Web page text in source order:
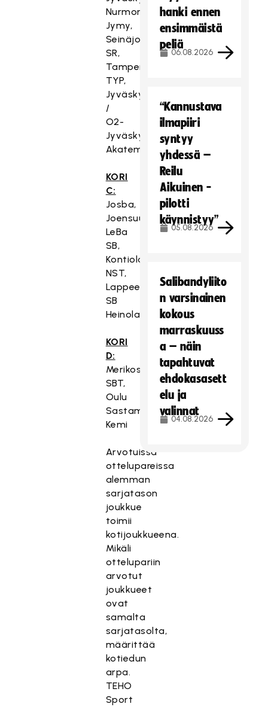
Nurmon
Jymy,
Seinäjoki
SR,
Tampere
TYP,
Jyväskylä
/
O2-
Jyväskylä
Akatemia
KORI
C:
Josba,
Joensuu
LeBa
SB,
Kontiolahti
NST,
Lappeenranta
SB
Heinola
KORI
D:
Merikoski
SBT,
Oulu
Sastamolo,
Kemi
Arvotuissa
ottelupareissa
alemman
sarjatason
joukkue
toimii
kotijoukkueena.
Mikäli
ottelupariin
arvotut
joukkueet
ovat
samalta
sarjatasolta,
määrittää
kotiedun
arpa.
TEHO
Sport
hanki ennen
ensimmäistä
peliä
06.08.2026
“Kannustava
ilmapiiri
syntyy
yhdessä –
Reilu
Aikuinen -
pilotti
käynnistyy”
05.08.2026
Salibandyliito
n varsinainen
kokous
marraskuuss
a – näin
tapahtuvat
ehdokasasett
elu ja
valinnat
04.08.2026